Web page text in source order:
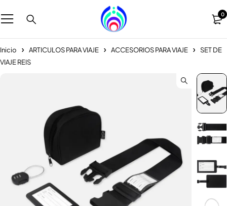
0
Inicio ARTICULOS PARA VIAJE ACCESORIOS PARA VIAJE
SET DE
VIAJE REIS